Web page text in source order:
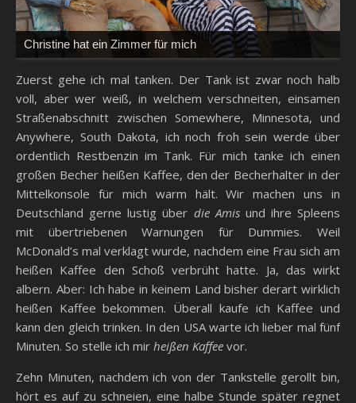
„Hunt like a Pro. Relax like a King“
Zuerst gehe ich mal tanken. Der Tank ist zwar noch halb
voll, aber wer weiß, in welchem verschneiten, einsamen
Straßenabschnitt zwischen Somewhere, Minnesota, und
Anywhere, South Dakota, ich noch froh sein werde über
ordentlich Restbenzin im Tank. Für mich tanke ich einen
großen Becher heißen Kaffee, den der Becherhalter in der
Mittelkonsole für mich warm hält. Wir machen uns in
Deutschland gerne lustig über die Amisund ihre Spleens
mit übertriebenen Warnungen für Dummies. Weil
McDonald’s mal verklagt wurde, nachdem eine Frau sich am
heißen Kaffee den Schoß verbrüht hatte. Ja, das wirkt
albern. Aber: Ich habe in keinem Land bisher derart wirklich
heißen Kaffee bekommen. Überall kaufe ich Kaffee und
kann den gleich trinken. In den USA warte ich lieber mal fünf
Minuten. So stelle ich mir heißen Kaffee vor.
Zehn Minuten, nachdem ich von der Tankstelle gerollt bin,
hört es auf zu schneien, eine halbe Stunde später regnet